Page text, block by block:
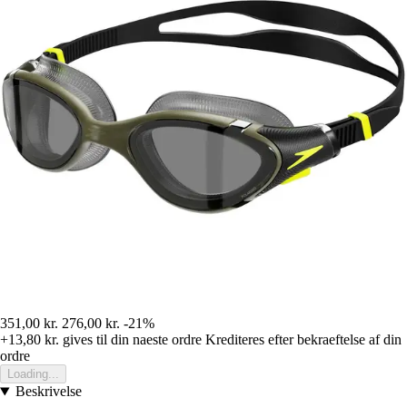
351,00 kr. 276,00 kr. -21%
+13,80 kr. gives til din naeste ordre Krediteres efter bekraeftelse af din
ordre
Loading...
Beskrivelse